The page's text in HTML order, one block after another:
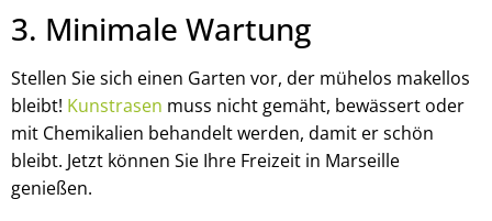
3. Minimale Wartung
Stellen Sie sich einen Garten vor, der mühelos makellos
bleibt! Kunstrasen muss nicht gemäht, bewässert oder
mit Chemikalien behandelt werden, damit er schön
bleibt. Jetzt können Sie Ihre Freizeit in Marseille
genießen.